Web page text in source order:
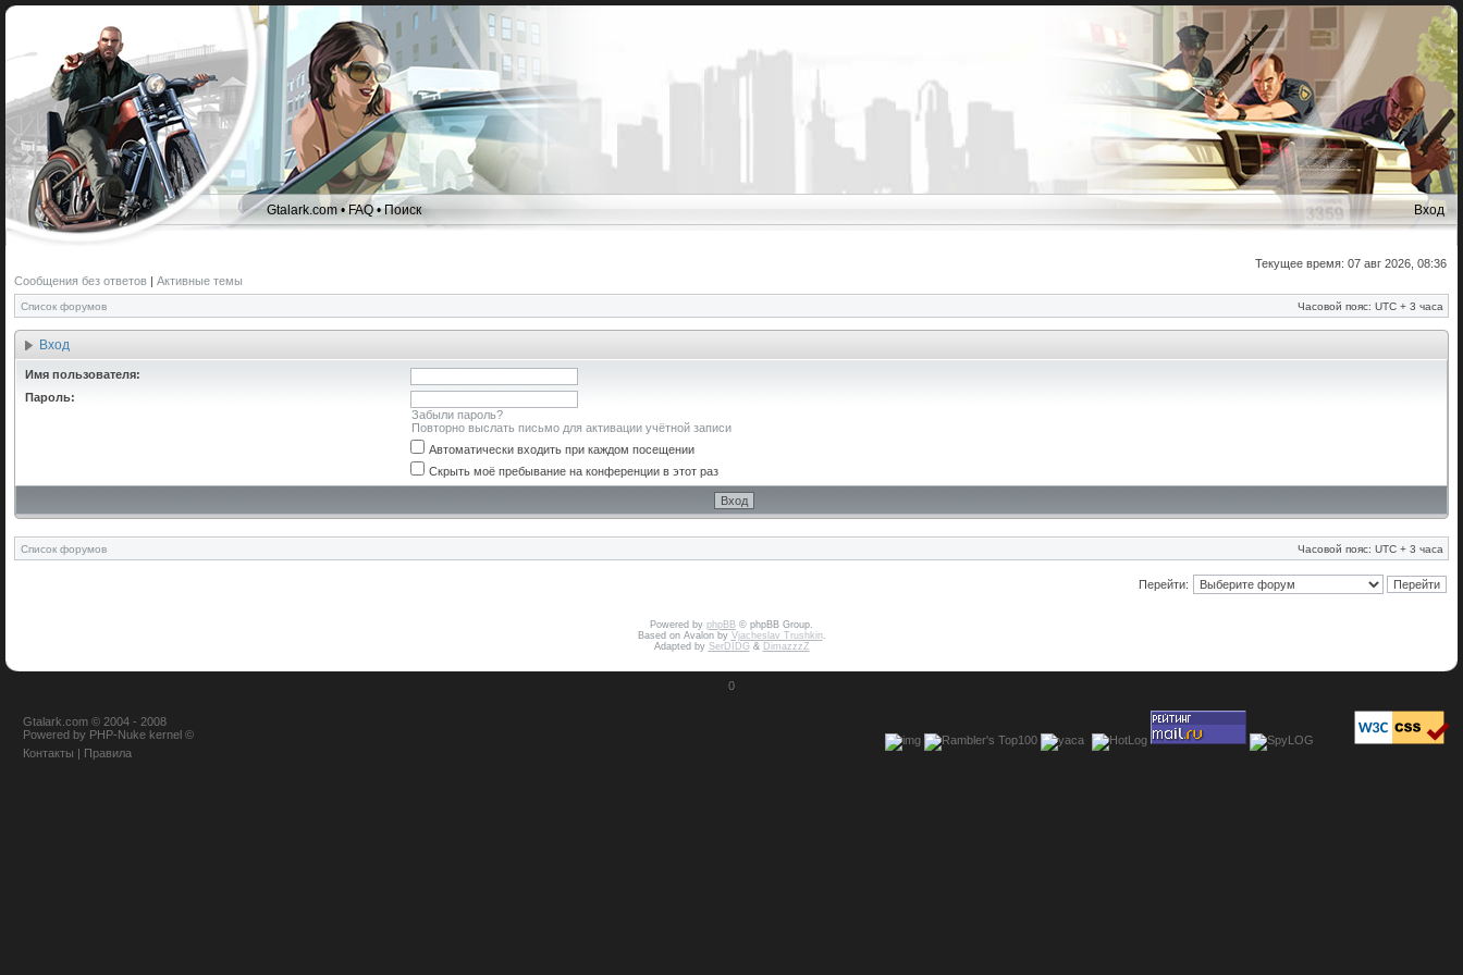
Gtalark.com •FAQ•Поиск Вход
Текущее время: 07 авг 2026, 08:36
Сообщения без ответов | Активные темы
Список форумов Часовой пояс: UTC + 3 часа
Вход
Имя пользователя:
Пароль:
Забыли пароль?
Повторно выслать письмо для активации учётной записи
Автоматически входить при каждом посещении
Скрыть моё пребывание на конференции в этот раз
Список форумов Часовой пояс: UTC + 3 часа
Перейти:
Powered by phpBB © phpBB Group.
Based on Avalon by Vjacheslav Trushkin.
Adapted by SerDIDG& DimazzzZ
0
Gtalark.com © 2004 - 2008
Powered by PHP-Nuke kernel ©
Контакты | Правила